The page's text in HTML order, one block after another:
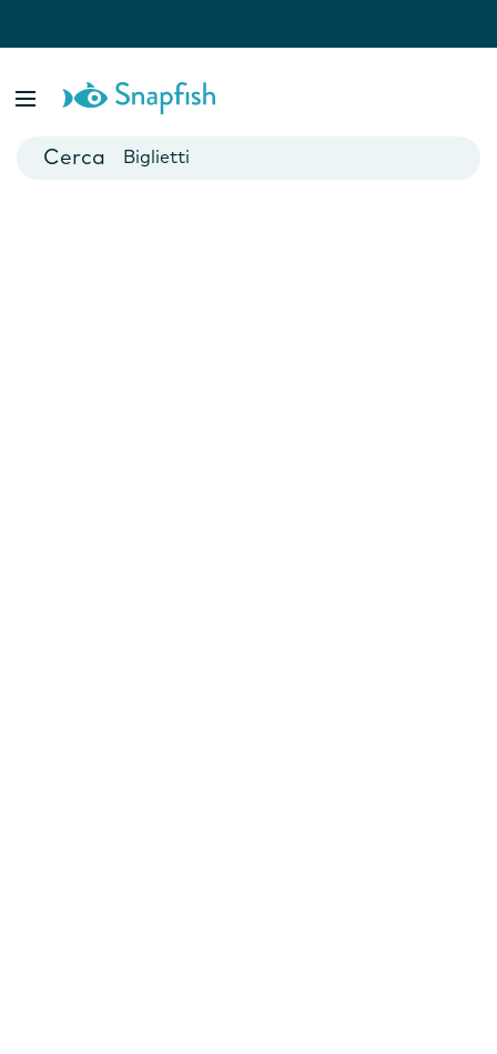
Poster
Biglietti